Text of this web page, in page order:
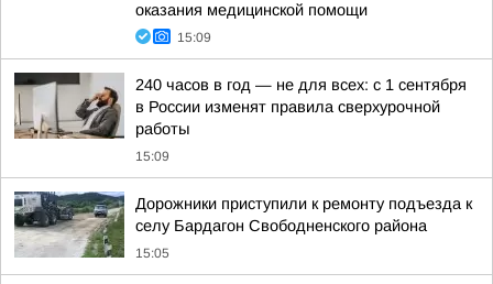
оказания медицинской помощи
15:09
240 часов в год — не для всех: с 1 сентября
в России изменят правила сверхурочной
работы
15:09
Дорожники приступили к ремонту подъезда к
селу Бардагон Свободненского района
15:05